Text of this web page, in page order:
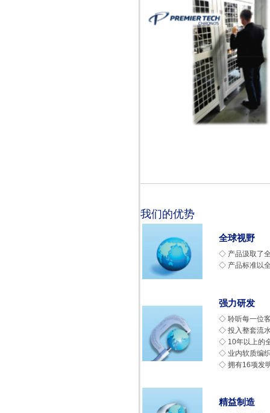
我们的优势
全球视野
◇ 产品汲取了
◇ 产品标准以
强力研发
◇ 聆听每一位
◇ 投入整套流
◇ 10年以上的
◇ 业内软质编
◇ 拥有16项发
精益制造